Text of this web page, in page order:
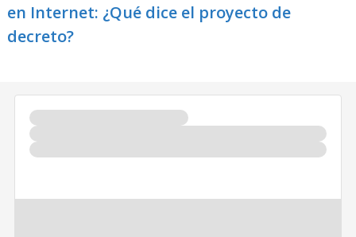
en Internet: ¿Qué dice el proyecto de
decreto?